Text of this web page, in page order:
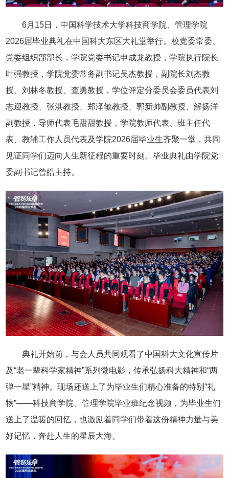
6月15日，中国科学技术大学科技商学院、管理学院
2026届毕业典礼在中国科大东区大礼堂举行。校党委常委、
党委组织部部长，学院党委书记申成龙教授，学院执行院长
叶强教授，学院党委常务副书记吴杰教授，副院长刘杰教
授、刘林冬教授、查勇教授，学位评定分委员会委员代表刘
志迎教授、张洪教授、郑泽敏教授、郭新帅副教授、解扬洋
副教授，导师代表毛甜甜教授，学院教师代表、班主任代
表、教辅工作人员代表及学院2026届毕业生齐聚一堂，共同
见证同学们迈向人生新征程的重要时刻。毕业典礼由学院党
委副书记曾皓主持。
典礼开始前，与会人员共同观看了中国科大文化宣传片
及“老一辈科学家精神”系列微电影，传承弘扬科大精神和“两
弹一星”精神。现场还送上了为毕业生们精心准备的特别“礼
物”——科技商学院、管理学院毕业班纪念视频，为毕业生们
送上了温暖的回忆，也激励着同学们带着这份精神力量与美
好记忆，奔赴人生的星辰大海。